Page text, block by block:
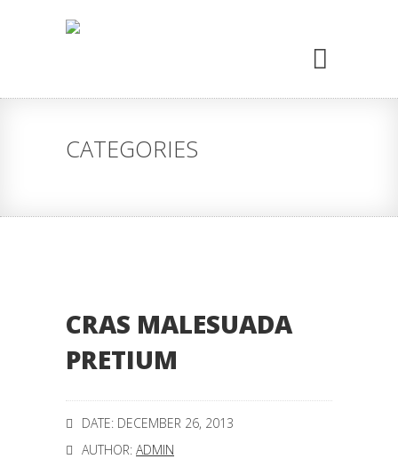
CATEGORIES
CRAS MALESUADA
PRETIUM
DATE: DECEMBER 26, 2013
AUTHOR: ADMIN